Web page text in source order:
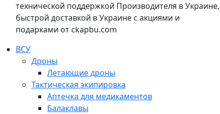
технической поддержкой Производителя в Украине,
быстрой доставкой в Украине с акциями и
подарками от ckapbu.com
ВСУ
Дроны
Летающие дроны
Тактическая экипировка
Аптечка для медикаментов
Балаклавы